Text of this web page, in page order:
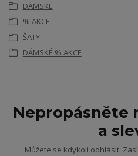
DÁMSKÉ
% AKCE
ŠATY
DÁMSKÉ % AKCE
Nepropásněte
a
Můžete se kdykoli odhlásit.